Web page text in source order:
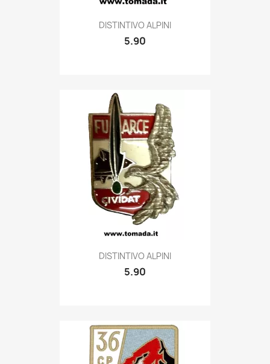
Quick view
DISTINTIVO ALPINI
5.90
Quick view
DISTINTIVO ALPINI
5.90